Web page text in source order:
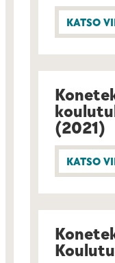
KATSO
(2021)
KATSO